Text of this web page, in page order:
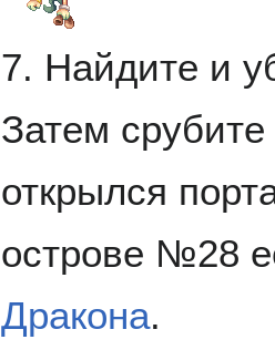
7. Найдите и
Затем срубите
открылся
острове №28
Дракона.